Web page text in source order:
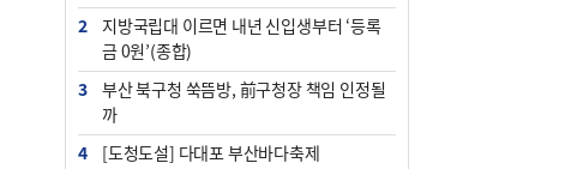
2
지방국립대 이르면 내년 신입생부터 ‘등록
금 0원’(종합)
3
부산 북구청 쑥뜸방, 前구청장 책임 인정될
까
4
[도청도설] 다대포 부산바다축제